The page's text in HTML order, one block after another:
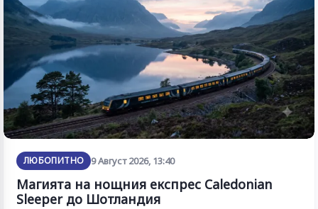
ЛЮБОПИТНО 9 Август 2026, 13:40
Магията на нощния експрес Caledonian
Sleeper до Шотландия